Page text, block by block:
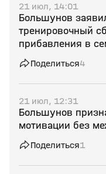
21 июл, 14:01
Большунов
тренировочный
прибавления в
Поделиться4
21 июл, 12:31
Большунов
мотивации без
Поделиться1